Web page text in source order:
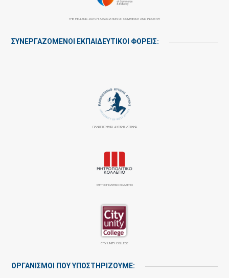
THE HELLENIC-DUTCH ASSOCIATION OF COMMERCE AND INDUSTRY
ΣΥΝΕΡΓΑΖΌΜΕΝΟΙ ΕΚΠΑΙΔΕΥΤΙΚΟΊ ΦΟΡΕΊΣ:
ΠΑΝΕΠΙΣΤΉΜΙΟ ΔΥΤΙΚΉΣ ΑΤΤΙΚΉΣ
ΜΗΤΡΟΠΟΛΙΤΙΚΟ ΚΟΛΛΕΓΙΟ
CITY UNITY COLLEGE
ΟΡΓΑΝΙΣΜΟΙ ΠΟΥ ΥΠΟΣΤΗΡΙΖΟΥΜΕ: